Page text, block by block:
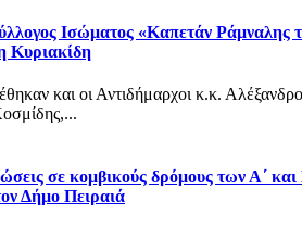
Ισώματος «Καπετάν Ράμναλης
Κυριακίδη
και οι Αντιδήμαρχοι κ.κ.
σε κομβικούς δρόμους των Α΄
Δήμο Πειραιά